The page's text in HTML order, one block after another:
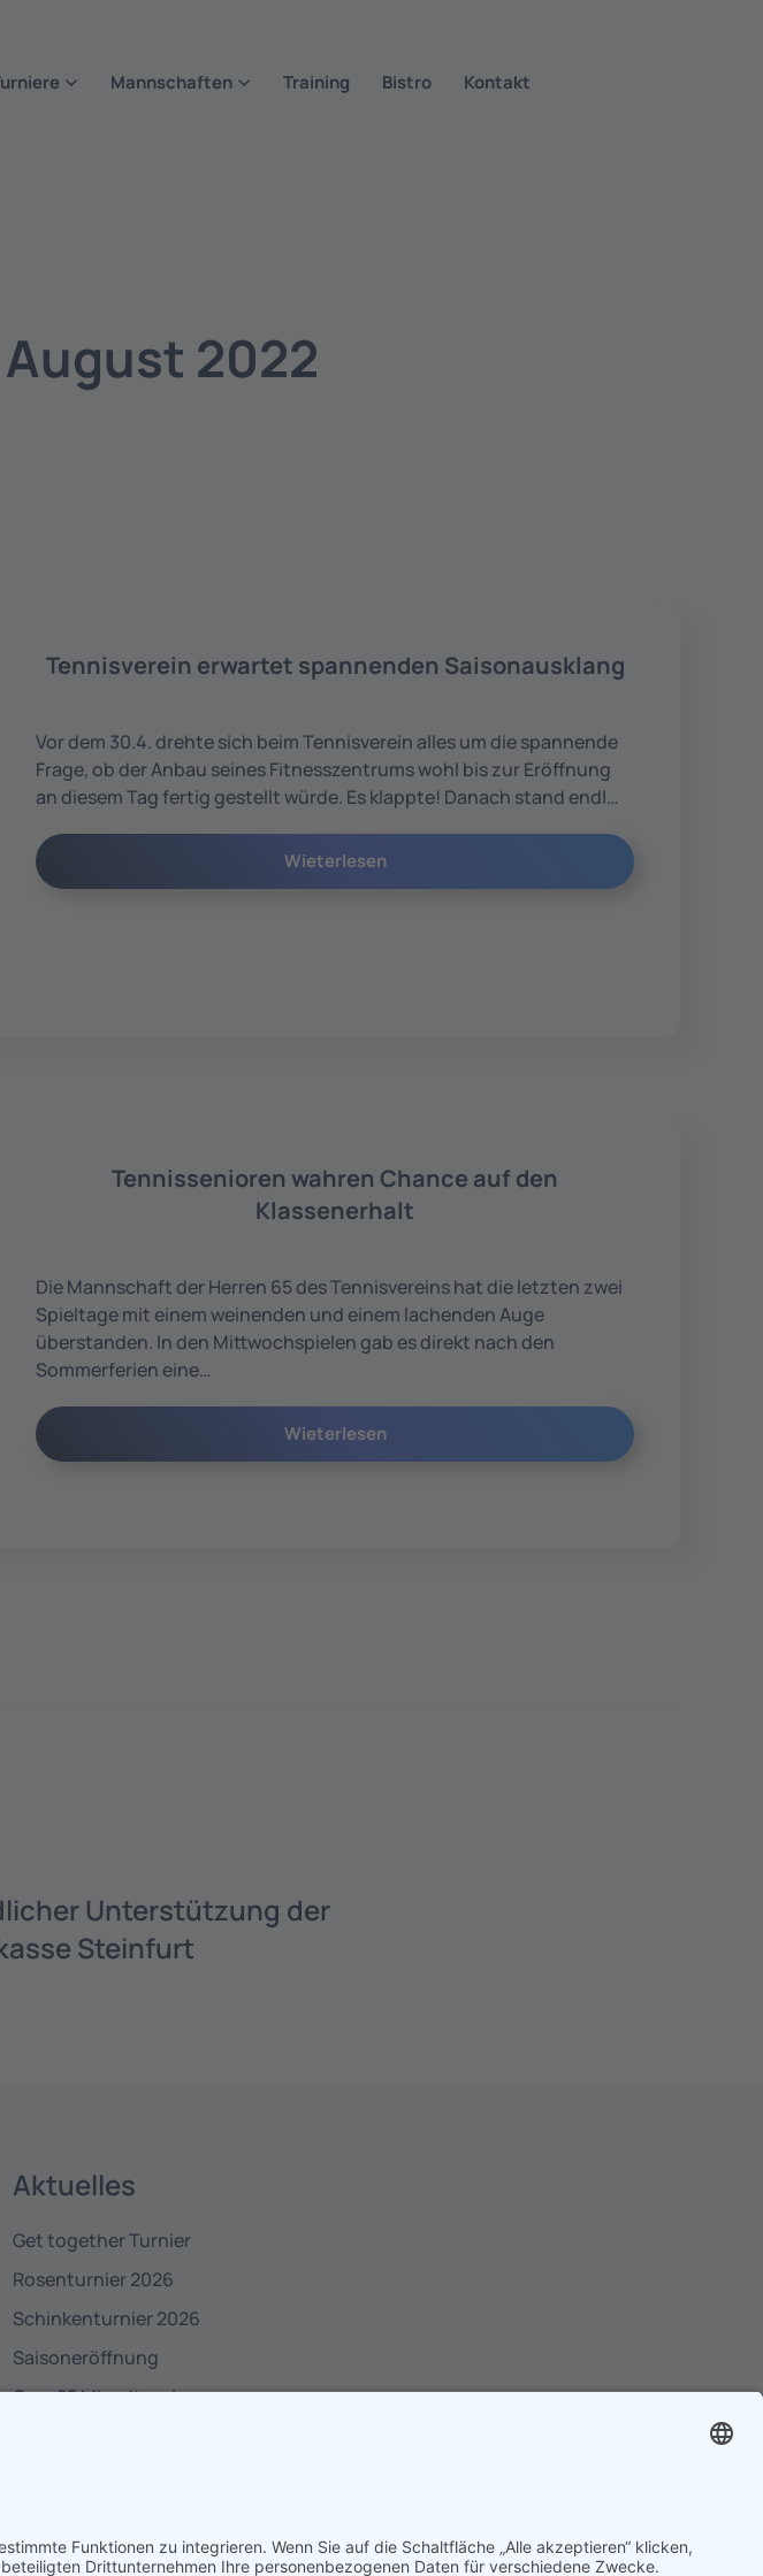
Mannschaften Training Bistro Kontakt
2022
Tennisverein erwartet spannenden Saisonausklang
Vor dem 30.4. drehte sich beim Tennisverein alles um die spannende
Frage, ob der Anbau seines Fitnesszentrums wohl bis zur Eröffnung
an diesem Tag fertig gestellt würde. Es klappte! Danach stand endl…
Wieterlesen
Tennissenioren wahren Chance auf den
Klassenerhalt
Die Mannschaft der Herren 65 des Tennisvereins hat die letzten zwei
Spieltage mit einem weinenden und einem lachenden Auge
überstanden. In den Mittwochspielen gab es direkt nach den
Sommerferien eine…
Wieterlesen
Unterstützung der
Steinfurt
Aktuelles
Get together Turnier
Rosenturnier 2026
Schinkenturnier 2026
Saisoneröffnung
Over 25 Mixedturnier